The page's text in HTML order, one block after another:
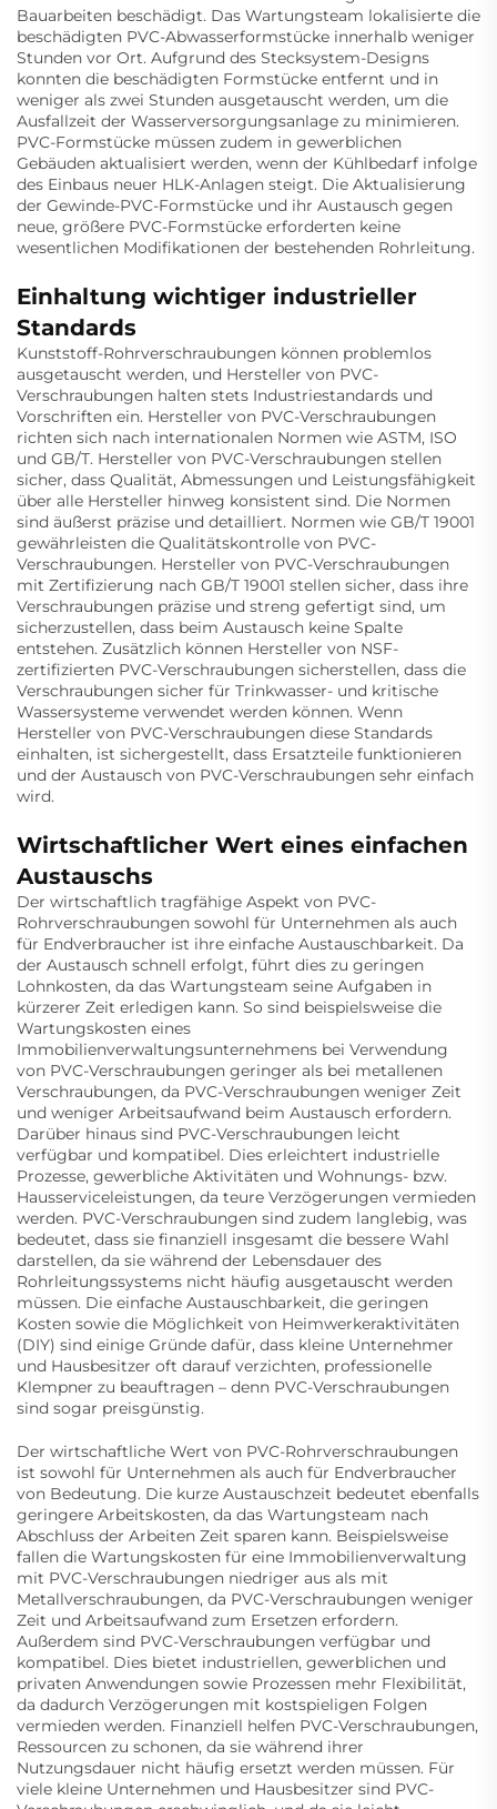
Bauarbeiten beschädigt. Das Wartungsteam lokalisierte die
beschädigten PVC-Abwasserformstücke innerhalb weniger
Stunden vor Ort. Aufgrund des Stecksystem-Designs
konnten die beschädigten Formstücke entfernt und in
weniger als zwei Stunden ausgetauscht werden, um die
Ausfallzeit der Wasserversorgungsanlage zu minimieren.
PVC-Formstücke müssen zudem in gewerblichen
Gebäuden aktualisiert werden, wenn der Kühlbedarf infolge
des Einbaus neuer HLK-Anlagen steigt. Die Aktualisierung
der Gewinde-PVC-Formstücke und ihr Austausch gegen
neue, größere PVC-Formstücke erforderten keine
wesentlichen Modifikationen der bestehenden Rohrleitung.
Einhaltung wichtiger industrieller
Standards
Kunststoff-Rohrverschraubungen können problemlos
ausgetauscht werden, und Hersteller von PVC-
Verschraubungen halten stets Industriestandards und
Vorschriften ein. Hersteller von PVC-Verschraubungen
richten sich nach internationalen Normen wie ASTM, ISO
und GB/T. Hersteller von PVC-Verschraubungen stellen
sicher, dass Qualität, Abmessungen und Leistungsfähigkeit
über alle Hersteller hinweg konsistent sind. Die Normen
sind äußerst präzise und detailliert. Normen wie GB/T 19001
gewährleisten die Qualitätskontrolle von PVC-
Verschraubungen. Hersteller von PVC-Verschraubungen
mit Zertifizierung nach GB/T 19001 stellen sicher, dass ihre
Verschraubungen präzise und streng gefertigt sind, um
sicherzustellen, dass beim Austausch keine Spalte
entstehen. Zusätzlich können Hersteller von NSF-
zertifizierten PVC-Verschraubungen sicherstellen, dass die
Verschraubungen sicher für Trinkwasser- und kritische
Wassersysteme verwendet werden können. Wenn
Hersteller von PVC-Verschraubungen diese Standards
einhalten, ist sichergestellt, dass Ersatzteile funktionieren
und der Austausch von PVC-Verschraubungen sehr einfach
wird.
Wirtschaftlicher Wert eines einfachen
Austauschs
Der wirtschaftlich tragfähige Aspekt von PVC-
Rohrverschraubungen sowohl für Unternehmen als auch
für Endverbraucher ist ihre einfache Austauschbarkeit. Da
der Austausch schnell erfolgt, führt dies zu geringen
Lohnkosten, da das Wartungsteam seine Aufgaben in
kürzerer Zeit erledigen kann. So sind beispielsweise die
Wartungskosten eines
Immobilienverwaltungsunternehmens bei Verwendung
von PVC-Verschraubungen geringer als bei metallenen
Verschraubungen, da PVC-Verschraubungen weniger Zeit
und weniger Arbeitsaufwand beim Austausch erfordern.
Darüber hinaus sind PVC-Verschraubungen leicht
verfügbar und kompatibel. Dies erleichtert industrielle
Prozesse, gewerbliche Aktivitäten und Wohnungs- bzw.
Hausserviceleistungen, da teure Verzögerungen vermieden
werden. PVC-Verschraubungen sind zudem langlebig, was
bedeutet, dass sie finanziell insgesamt die bessere Wahl
darstellen, da sie während der Lebensdauer des
Rohrleitungssystems nicht häufig ausgetauscht werden
müssen. Die einfache Austauschbarkeit, die geringen
Kosten sowie die Möglichkeit von Heimwerkeraktivitäten
(DIY) sind einige Gründe dafür, dass kleine Unternehmer
und Hausbesitzer oft darauf verzichten, professionelle
Klempner zu beauftragen – denn PVC-Verschraubungen
sind sogar preisgünstig.
Der wirtschaftliche Wert von PVC-Rohrverschraubungen
ist sowohl für Unternehmen als auch für Endverbraucher
von Bedeutung. Die kurze Austauschzeit bedeutet ebenfalls
geringere Arbeitskosten, da das Wartungsteam nach
Abschluss der Arbeiten Zeit sparen kann. Beispielsweise
fallen die Wartungskosten für eine Immobilienverwaltung
mit PVC-Verschraubungen niedriger aus als mit
Metallverschraubungen, da PVC-Verschraubungen weniger
Zeit und Arbeitsaufwand zum Ersetzen erfordern.
Außerdem sind PVC-Verschraubungen verfügbar und
kompatibel. Dies bietet industriellen, gewerblichen und
privaten Anwendungen sowie Prozessen mehr Flexibilität,
da dadurch Verzögerungen mit kostspieligen Folgen
vermieden werden. Finanziell helfen PVC-Verschraubungen,
Ressourcen zu schonen, da sie während ihrer
Nutzungsdauer nicht häufig ersetzt werden müssen. Für
viele kleine Unternehmen und Hausbesitzer sind PVC-